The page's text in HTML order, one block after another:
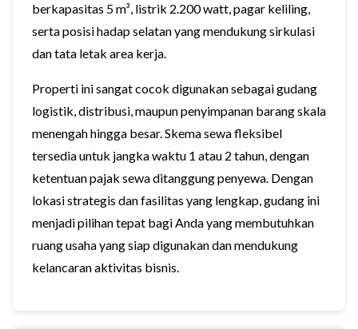
berkapasitas 5 m³, listrik 2.200 watt, pagar keliling,
serta posisi hadap selatan yang mendukung sirkulasi
dan tata letak area kerja.
Properti ini sangat cocok digunakan sebagai gudang
logistik, distribusi, maupun penyimpanan barang skala
menengah hingga besar. Skema sewa fleksibel
tersedia untuk jangka waktu 1 atau 2 tahun, dengan
ketentuan pajak sewa ditanggung penyewa. Dengan
lokasi strategis dan fasilitas yang lengkap, gudang ini
menjadi pilihan tepat bagi Anda yang membutuhkan
ruang usaha yang siap digunakan dan mendukung
kelancaran aktivitas bisnis.